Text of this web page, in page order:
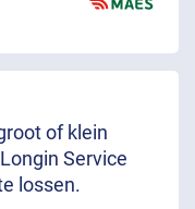
of klein
Service
lossen.